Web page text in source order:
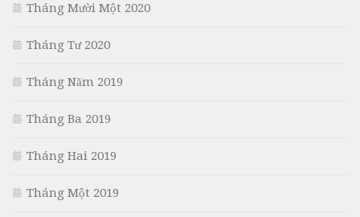
Tháng Mười Một 2020
Tháng Tư 2020
Tháng Năm 2019
Tháng Ba 2019
Tháng Hai 2019
Tháng Một 2019